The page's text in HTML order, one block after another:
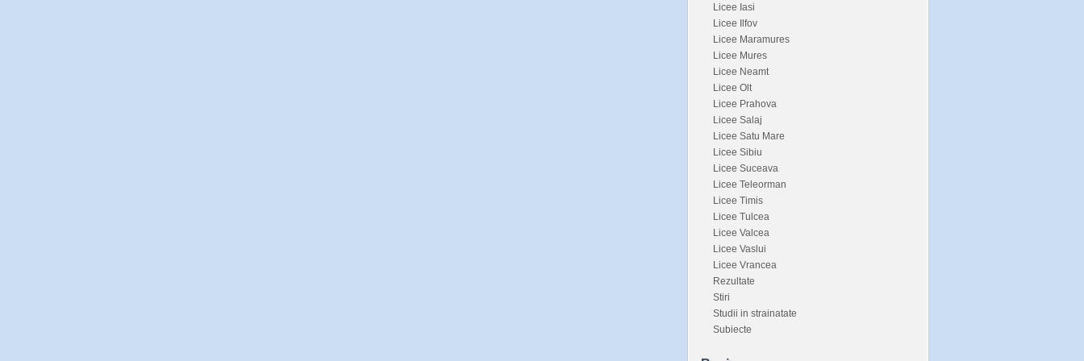
Licee Iasi
Licee Ilfov
Licee Maramures
Licee Mures
Licee Neamt
Licee Olt
Licee Prahova
Licee Salaj
Licee Satu Mare
Licee Sibiu
Licee Suceava
Licee Teleorman
Licee Timis
Licee Tulcea
Licee Valcea
Licee Vaslui
Licee Vrancea
Rezultate
Stiri
Studii in strainatate
Subiecte